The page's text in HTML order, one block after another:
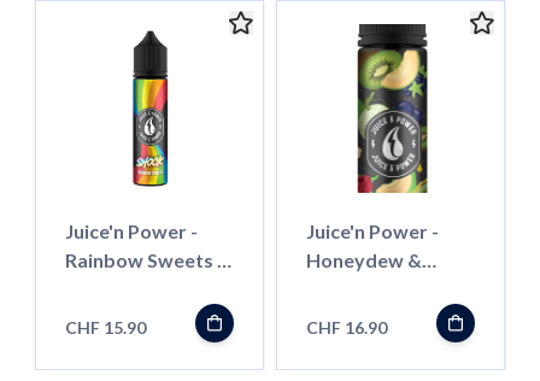
Juice'n Power -
Rainbow Sweets -
CHF 15.90
Juice'n Power -
Honeydew &
50ml - Shortfill
CHF 16.90